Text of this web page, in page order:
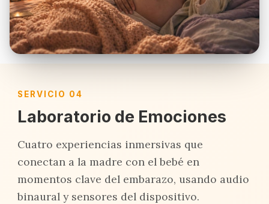
SERVICIO 04
Laboratorio de Emociones
Cuatro experiencias inmersivas que
conectan a la madre con el bebé en
momentos clave del embarazo, usando audio
binaural y sensores del dispositivo.